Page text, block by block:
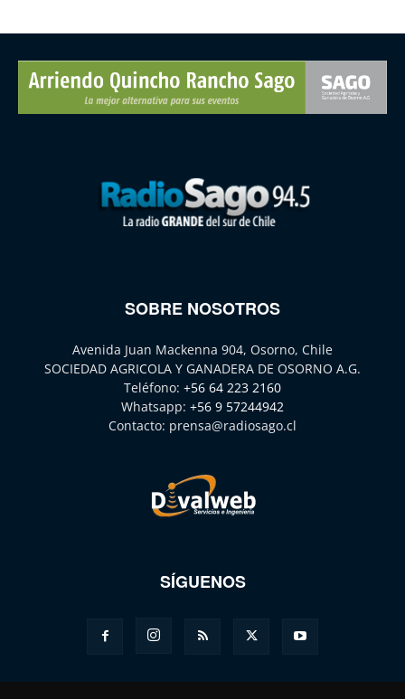
SOBRE NOSOTROS
Avenida Juan Mackenna 904, Osorno, Chile
SOCIEDAD AGRICOLA Y GANADERA DE OSORNO A.G.
Teléfono: +56 64 223 2160
Whatsapp: +56 9 57244942
Contacto: prensa@radiosago.cl
SÍGUENOS